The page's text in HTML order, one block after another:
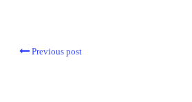
Previous post